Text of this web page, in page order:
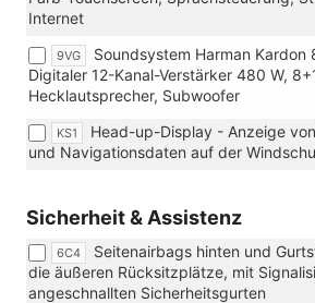
Internet
9VG
Soundsystem Harman Kardon
Digitaler 12-Kanal-Verstärker 480 W,
Hecklautsprecher, Subwoofer
KS1
Head-up-Display - Anzeige
und Navigationsdaten auf der
Sicherheit & Assistenz
6C4
Seitenairbags hinten und
die äußeren Rücksitzplätze, mit
angeschnallten Sicherheitsgurten